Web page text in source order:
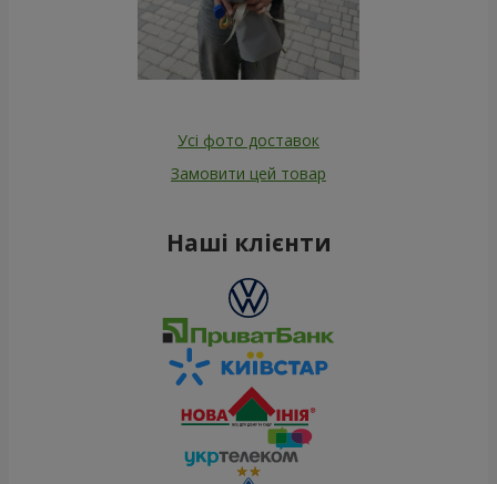
Усі фото доставок
Замовити цей товар
Наші клієнти